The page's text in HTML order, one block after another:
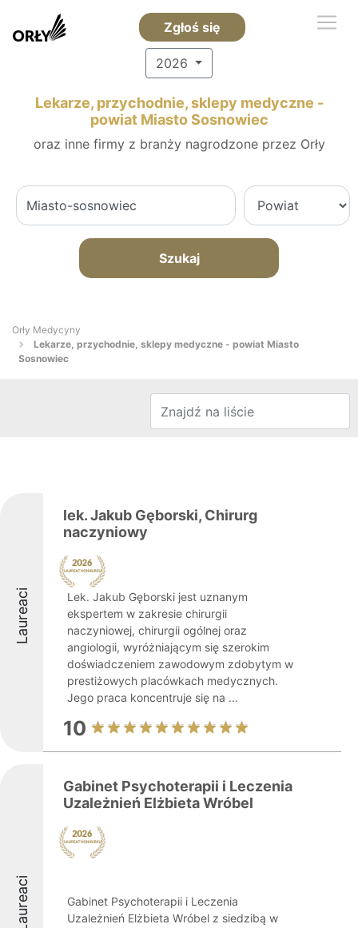
Zgłoś się
2026
Lekarze, przychodnie, sklepy medyczne -
powiat Miasto Sosnowiec
oraz inne firmy z branży nagrodzone przez Orły
Szukaj
Orły Medycyny
Lekarze, przychodnie, sklepy medyczne - powiat Miasto
Sosnowiec
Laureaci
lek. Jakub Gęborski, Chirurg
naczyniowy
Lek. Jakub Gęborski jest uznanym
ekspertem w zakresie chirurgii
naczyniowej, chirurgii ogólnej oraz
angiologii, wyróżniającym się szerokim
doświadczeniem zawodowym zdobytym w
prestiżowych placówkach medycznych.
Jego praca koncentruje się na ...
10
Laureaci
Gabinet Psychoterapii i Leczenia
Uzależnień Elżbieta Wróbel
Gabinet Psychoterapii i Leczenia
Uzależnień Elżbieta Wróbel z siedzibą w